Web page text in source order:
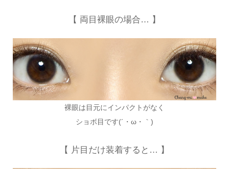
【 両目裸眼の場合… 】
裸眼は目元にインパクトがなく
ショボ目です(´・ω・｀)
【 片目だけ装着すると… 】